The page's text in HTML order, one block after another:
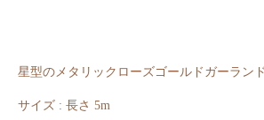
星型のメタリックローズゴールドガーランド
サイズ : 長さ 5m